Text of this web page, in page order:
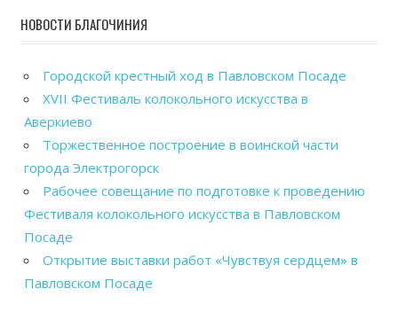
НОВОСТИ БЛАГОЧИНИЯ
Городской крестный ход в Павловском Посаде
XVII Фестиваль колокольного искусства в
Аверкиево
Торжественное построение в воинской части
города Электрогорск
Рабочее совещание по подготовке к проведению
Фестиваля колокольного искусства в Павловском
Посаде
Открытие выставки работ «Чувствуя сердцем» в
Павловском Посаде